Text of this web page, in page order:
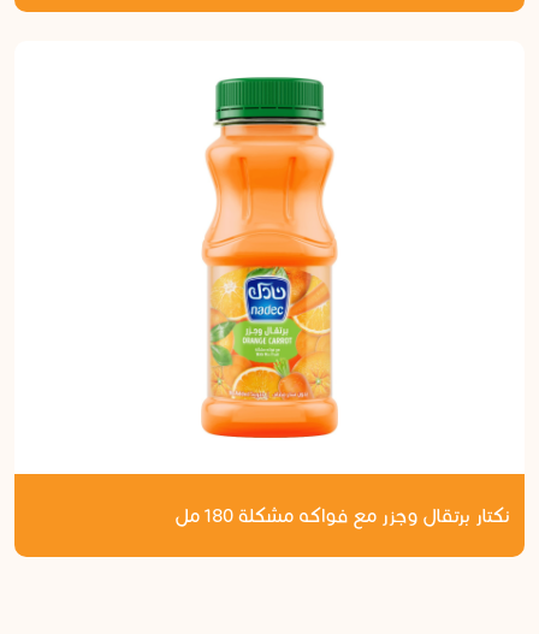
نكتار برتقال وجزر مع فواكه مشكلة 180 مل